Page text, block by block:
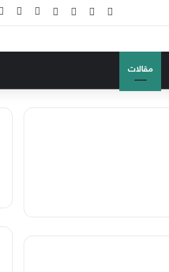
فيسبوك ‫YouTubeانستقرامتسجيل
مقالات